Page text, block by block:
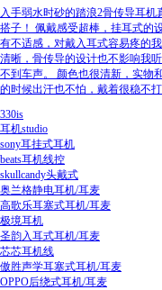
入手弱水时砂的踏浪2骨传导耳
搭子！ 佩戴感受超棒，挂耳式的
有不适感，对戴入耳式容易疼的
清晰，骨传导的设计也不影响我
不到车声。 颜色也很清新，实物
的时候出汗也不怕，戴着很稳不
330is
耳机studio
sony耳挂式耳机
beats耳机线控
skullcandy头戴式
奥兰格静电耳机/耳麦
高歌乐耳塞式耳机/耳麦
极境耳机
圣韵入耳式耳机/耳麦
芯芯耳机线
傲胜声学耳塞式耳机/耳麦
OPPO后绕式耳机/耳麦